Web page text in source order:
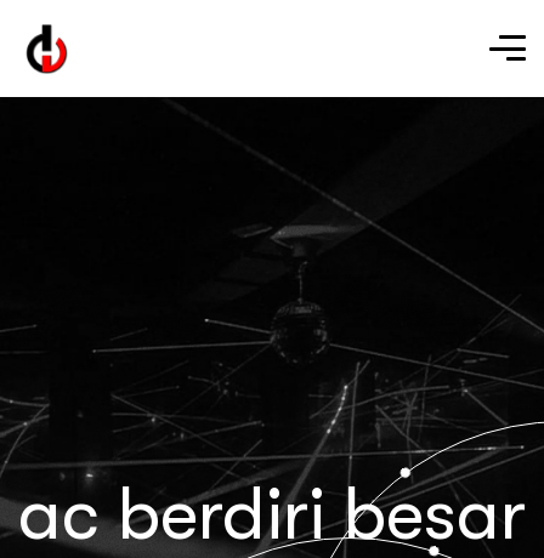
ac berdiri besar